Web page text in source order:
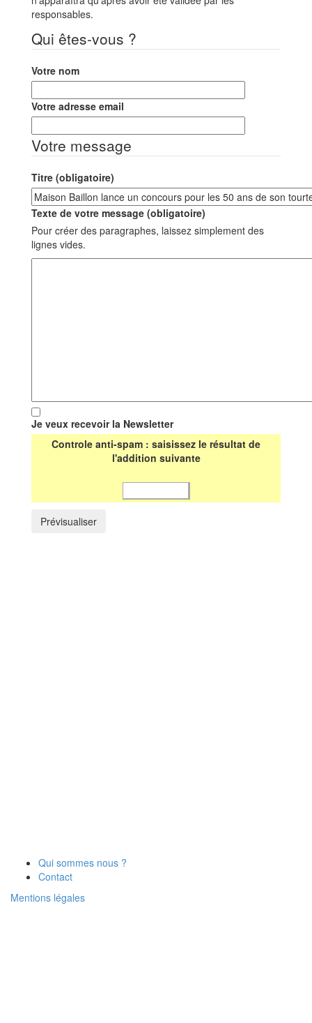
responsables.
Qui êtes-vous ?
Votre nom
Votre adresse email
Votre message
Titre (obligatoire)
Texte de votre message (obligatoire)
Pour créer des paragraphes, laissez simplement des
lignes vides.
Je veux recevoir la Newsletter
Controle anti-spam : saisissez le résultat de
l'addition suivante
Qui sommes nous ?
Contact
Mentions légales